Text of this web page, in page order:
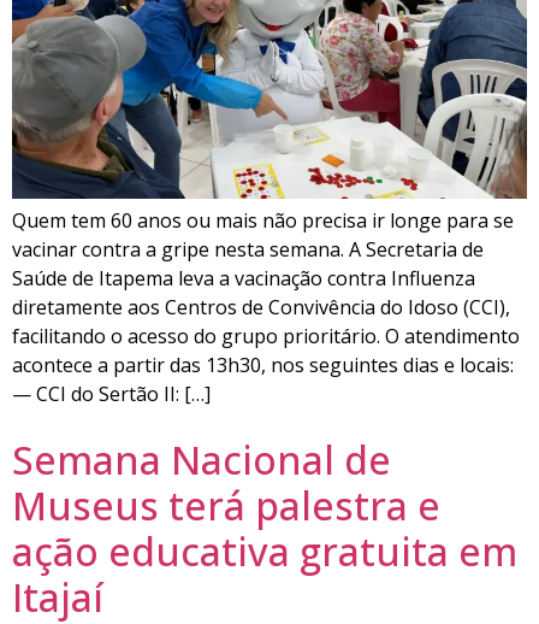
Quem tem 60 anos ou mais não precisa ir longe para se
vacinar contra a gripe nesta semana. A Secretaria de
Saúde de Itapema leva a vacinação contra Influenza
diretamente aos Centros de Convivência do Idoso (CCI),
facilitando o acesso do grupo prioritário. O atendimento
acontece a partir das 13h30, nos seguintes dias e locais:
— CCI do Sertão II: […]
Semana Nacional de
Museus terá palestra e
ação educativa gratuita em
Itajaí